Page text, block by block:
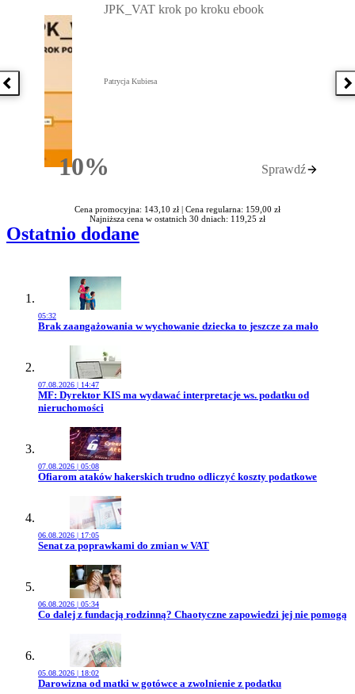
Poprzednia książka
10%Rabatu
JPK_VAT krok po kroku ebook
Patrycja Kubiesa
Sprawdź
Cena promocyjna: 143,10 zł | Cena regularna: 159,00 zł
Najniższa cena w ostatnich 30 dniach: 119,25 zł
Ostatnio dodane
05:32
Przejdź do artykułu:
Brak zaangażowania w wychowanie dziecka to jeszcze za mało
07.08.2026 | 14:47
Przejdź do artykułu:
MF: Dyrektor KIS ma wydawać interpretacje ws. podatku od
nieruchomości
07.08.2026 | 05:08
Przejdź do artykułu:
Ofiarom ataków hakerskich trudno odliczyć koszty podatkowe
06.08.2026 | 17:05
Przejdź do artykułu:
Senat za poprawkami do zmian w VAT
06.08.2026 | 05:34
Przejdź do artykułu:
Co dalej z fundacją rodzinną? Chaotyczne zapowiedzi jej nie pomogą
05.08.2026 | 18:02
Przejdź do artykułu:
Darowizna od matki w gotówce a zwolnienie z podatku